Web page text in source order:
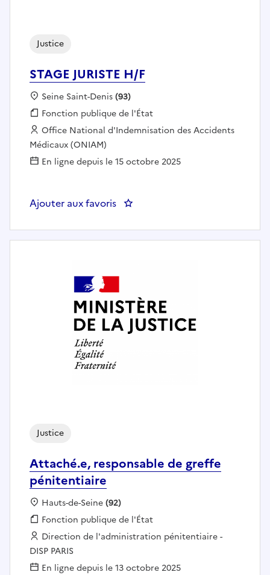
STAGE JURISTE H/F
Justice
Localisation :
Seine Saint-Denis(93)
Fonction publique :
Fonction publique de l'État
Employeur :
Office National d'Indemnisation des Accidents
Médicaux (ONIAM)
En ligne depuis le 15 octobre 2025
Ajouter aux favoris : STAGE JURISTE H/F
Attaché.e, responsable de greffe
pénitentiaire
Justice
Localisation :
Hauts-de-Seine(92)
Fonction publique :
Fonction publique de l'État
Employeur :
Direction de l'administration pénitentiaire -
DISP PARIS
En ligne depuis le 13 octobre 2025